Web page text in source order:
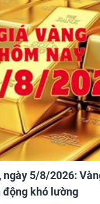
ngày 5/8/2026:
động khó lường